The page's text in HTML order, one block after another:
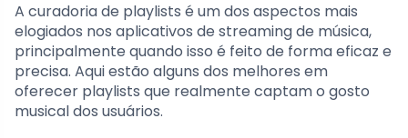
A curadoria de playlists é um dos aspectos mais
elogiados nos aplicativos de streaming de música,
principalmente quando isso é feito de forma eficaz e
precisa. Aqui estão alguns dos melhores em
oferecer playlists que realmente captam o gosto
musical dos usuários.